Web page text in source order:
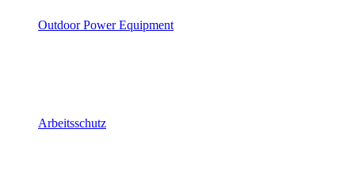
Outdoor Power Equipment
Arbeitsschutz